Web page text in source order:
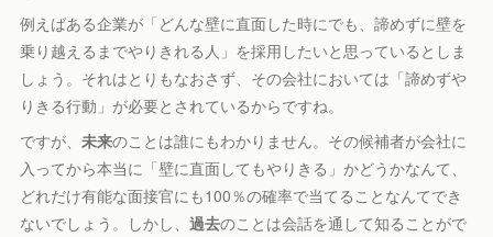
例えばある企業が「どんな壁に直面した時にでも、諦めずに壁を
乗り越えるまでやりきれる人」を採用したいと思っているとしま
しょう。それはとりもなおさず、その会社においては「諦めずや
りきる行動」が必要とされているからですね。
ですが、未来のことは誰にもわかりません。その候補者が会社に
入ってから本当に「壁に直面してもやりきる」かどうかなんて、
どれだけ有能な面接官にも100％の確率で当てることなんてでき
ないでしょう。しかし、過去のことは会話を通して知ることがで